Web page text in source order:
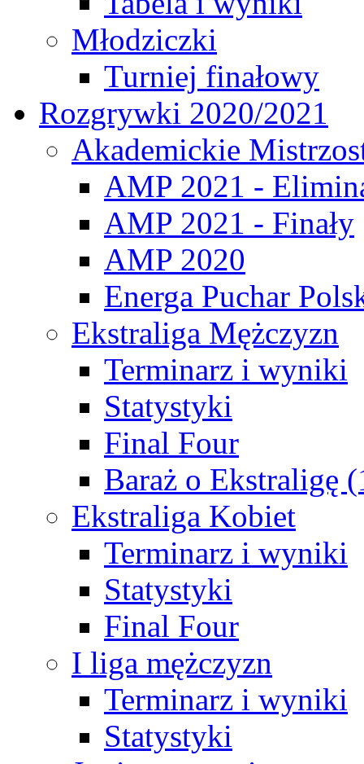
Młodziczki
Turniej finałowy
Rozgrywki 2020/2021
Akademickie
AMP 2021 -
AMP 2021 - Finały
AMP 2020
Energa Puchar
Ekstraliga Mężczyzn
Terminarz i wyniki
Statystyki
Final Four
Baraż o Ekstraligę
Ekstraliga Kobiet
Terminarz i wyniki
Statystyki
Final Four
I liga mężczyzn
Terminarz i wyniki
Statystyki